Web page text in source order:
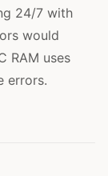
24/7 with
would
RAM uses
errors.